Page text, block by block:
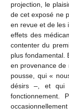
projection, le
de cet exposé ne
en revue et de les
effets des
contenter du
plus fondamental.
en provenance de
pousse, qui «
désirs –, et qui
fonctionnement.